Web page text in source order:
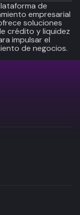
de
empresarial
soluciones
crédito y liquidez
impulsar el
de negocios.